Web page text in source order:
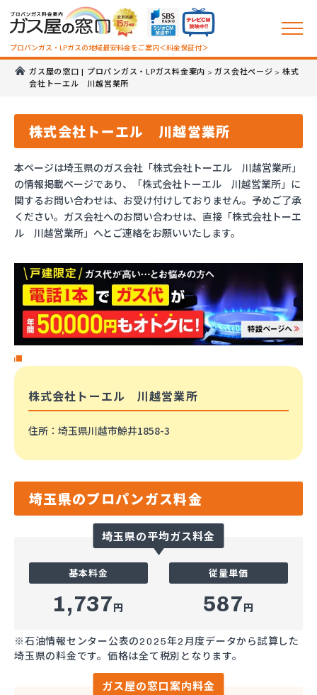
プロパンガス・LPガスの地域最安料金をご案内＜料金保証付＞
ガス屋の窓口 | プロパンガス・LPガス料金案内 >ガス会社ページ > 株式
会社トーエル 川越営業所
株式会社トーエル 川越営業所
本ページは埼玉県のガス会社「株式会社トーエル 川越営業所」
の情報掲載ページであり、「株式会社トーエル 川越営業所」に
関するお問い合わせは、お受け付けしておりません。予めご了承
ください。ガス会社へのお問い合わせは、直接「株式会社トーエ
ル 川越営業所」へとご連絡をお願いいたします。
株式会社トーエル 川越営業所
住所 ：埼玉県川越市鯨井1858-3
埼玉県のプロパンガス料金
埼玉県の平均ガス料金
基本料金
1,737円
従量単価
587円
※石油情報センター公表の2025年2月度データから試算した
埼玉県の料金です。価格は全て税別となります。
ガス屋の窓口案内料金